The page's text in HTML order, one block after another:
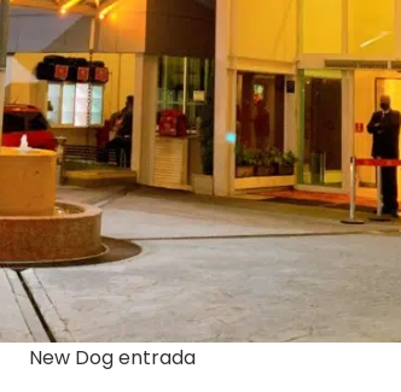
New Dog entrada